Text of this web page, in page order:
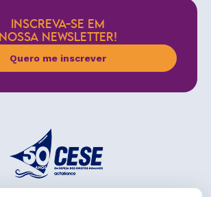
INSCREVA-SE EM
NOSSA NEWSLETTER!
Quero me inscrever